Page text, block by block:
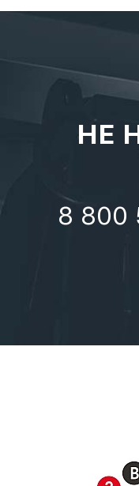
НЕ
8 800